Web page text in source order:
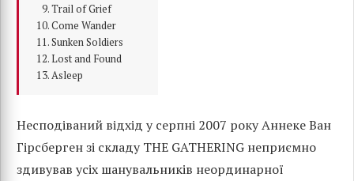
Trail of Grief
Come Wander
Sunken Soldiers
Lost and Found
Asleep
Несподіваний відхід у серпні 2007 року Аннеке Ван
Гірсберген зі складу THE GATHERING неприємно
здивував усіх шанувальників неординарної